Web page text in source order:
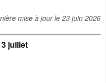
mise à jour le23 juin 2026
juillet